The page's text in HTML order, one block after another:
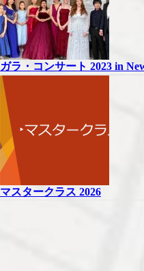
ガラ・コンサート 2023 in
マスタークラス 2026